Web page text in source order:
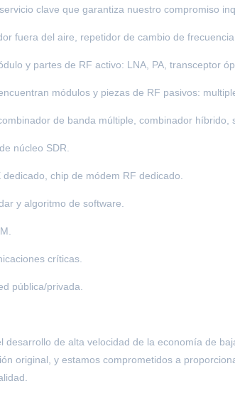
clave que garantiza nuestro compromiso
fuera del aire, repetidor de cambio de
y partes de RF activo: LNA, PA, transceptor
módulos y piezas de RF pasivos:
de banda múltiple, combinador híbrido,
núcleo SDR.
chip de módem RF dedicado.
y algoritmo de software.
críticas.
pública/privada.
desarrollo de alta velocidad de la economía de
original, y estamos comprometidos a